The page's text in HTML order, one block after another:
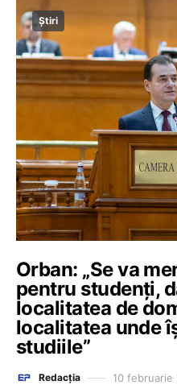
Știri
Orban: „Se va
pentru studenți,
localitatea de
localitatea unde
studiile”
Redacția 10 februarie